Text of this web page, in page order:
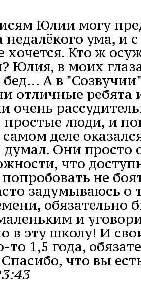
Юлии могу
недалёкого ума, и
хочется. Кто ж
Юлия, в моих
бед... А в
отличные ребята
очень
люди, и
деле
думал. Они просто
что
не
задумываюсь о
обязательно
и
в эту школу! И
то 1,5 года,
что вы